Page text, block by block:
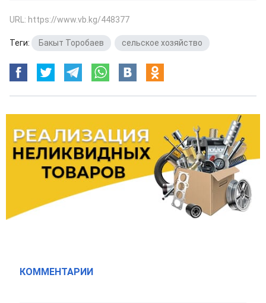
URL: https://www.vb.kg/448377
Теги: Бакыт Торобаев сельское хозяйство
КОММЕНТАРИИ